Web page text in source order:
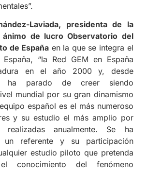
Laviada, presidenta de la
ánimo de lucro Observatorio del
de España en la que se integra el
“la Red GEM en España
en el año 2000 y, desde
ha parado de creer siendo
mundial por su gran dinamismo
español es el más numeroso
y su estudio el más amplio por
realizadas anualmente. Se ha
un referente y su participación
estudio piloto que pretenda
conocimiento del fenómeno